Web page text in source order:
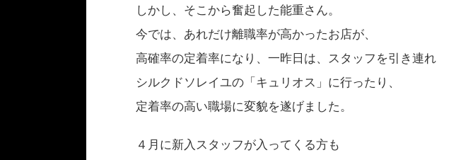
しかし、そこから奮起した能重さん。
今では、あれだけ離職率が高かったお店が、
高確率の定着率になり、一昨日は、スタッフを引き連れ
シルクドソレイユの「キュリオス」に行ったり、
定着率の高い職場に変貌を遂げました。
４月に新入スタッフが入ってくる方も